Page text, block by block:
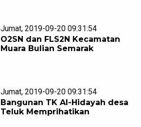
Jumat, 2019-09-20 09:31:54
O2SN dan FLS2N Kecamatan
Muara Bulian Semarak
Jumat, 2019-09-20 09:31:54
Bangunan TK Al-Hidayah desa
Teluk Memprihatikan